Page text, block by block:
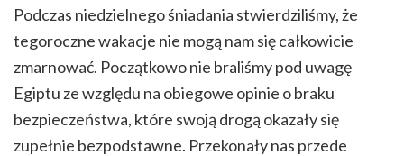
Podczas niedzielnego śniadania stwierdziliśmy, że
tegoroczne wakacje nie mogą nam się całkowicie
zmarnować. Początkowo nie braliśmy pod uwagę
Egiptu ze względu na obiegowe opinie o braku
bezpieczeństwa, które swoją drogą okazały się
zupełnie bezpodstawne. Przekonały nas przede